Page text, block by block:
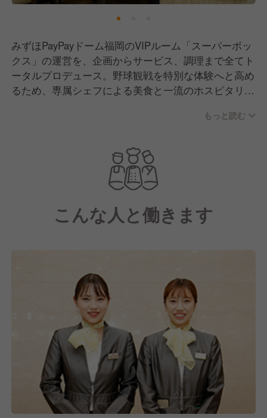
みずほPayPayドーム福岡のVIPルーム「スーパーボッ
クス」の運営を、企画からサービス、調理まで全てト
ータルプロデュース。野球観戦を特別な体験へと高め
るため、専属シェフによる美食と一流のホスピタリテ
もっと読む
こんな人と働きます